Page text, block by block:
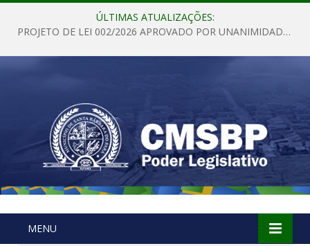
ÚLTIMAS ATUALIZAÇÕES:
PROJETO DE LEI 002/2026 APROVADO POR UNANIMIDADE EM SESSÃO ORDINÁRIA NESTA QUINTA – FEIRA 28 DE MAIO DE 2026
MENU